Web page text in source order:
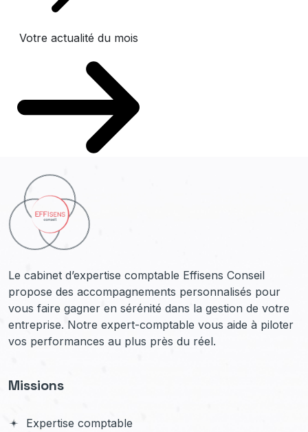
Votre actualité du mois
Le cabinet d’expertise comptable Effisens Conseil
propose des accompagnements personnalisés pour
vous faire gagner en sérénité dans la gestion de votre
entreprise. Notre expert-comptable vous aide à piloter
vos performances au plus près du réel.
Missions
Expertise comptable